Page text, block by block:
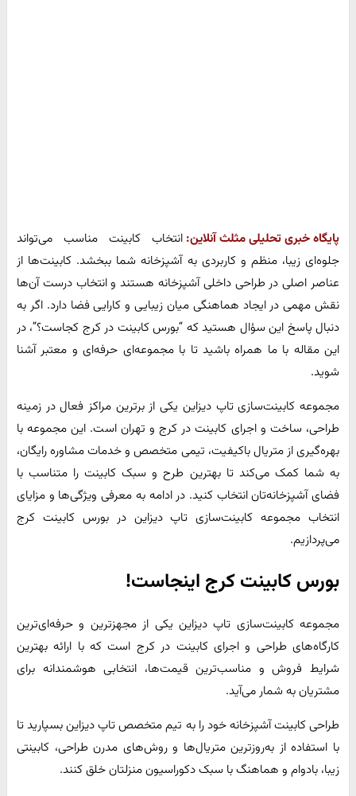
پایگاه خبری تحلیلی مثلث آنلاین: انتخاب کابینت مناسب می‌تواند
جلوه‌ای زیبا، منظم و کاربردی به آشپزخانه شما ببخشد. کابینت‌ها از
عناصر اصلی در طراحی داخلی آشپزخانه هستند و انتخاب درست آن‌ها
نقش مهمی در ایجاد هماهنگی میان زیبایی و کارایی فضا دارد. اگر به
دنبال پاسخ این سؤال هستید که “بورس کابینت در کرج کجاست؟”، در
این مقاله با ما همراه باشید تا با مجموعه‌ای حرفه‌ای و معتبر آشنا
شوید.
مجموعه کابینت‌سازی تاپ دیزاین یکی از برترین مراکز فعال در زمینه
طراحی، ساخت و اجرای کابینت در کرج و تهران است. این مجموعه با
بهره‌گیری از متریال باکیفیت، تیمی متخصص و خدمات مشاوره رایگان،
به شما کمک می‌کند تا بهترین طرح و سبک کابینت را متناسب با
فضای آشپزخانه‌تان انتخاب کنید. در ادامه به معرفی ویژگی‌ها و مزایای
انتخاب مجموعه کابینت‌سازی تاپ دیزاین در بورس کابینت کرج
می‌پردازیم.
بورس کابینت کرج اینجاست!
مجموعه کابینت‌سازی تاپ دیزاین یکی از مجهزترین و حرفه‌ای‌ترین
کارگاه‌های طراحی و اجرای کابینت در کرج است که با ارائه بهترین
شرایط فروش و مناسب‌ترین قیمت‌ها، انتخابی هوشمندانه برای
مشتریان به شمار می‌آید.
طراحی کابینت آشپزخانه خود را به تیم متخصص تاپ دیزاین بسپارید تا
با استفاده از به‌روزترین متریال‌ها و روش‌های مدرن طراحی، کابینتی
زیبا، بادوام و هماهنگ با سبک دکوراسیون منزلتان خلق کنند.